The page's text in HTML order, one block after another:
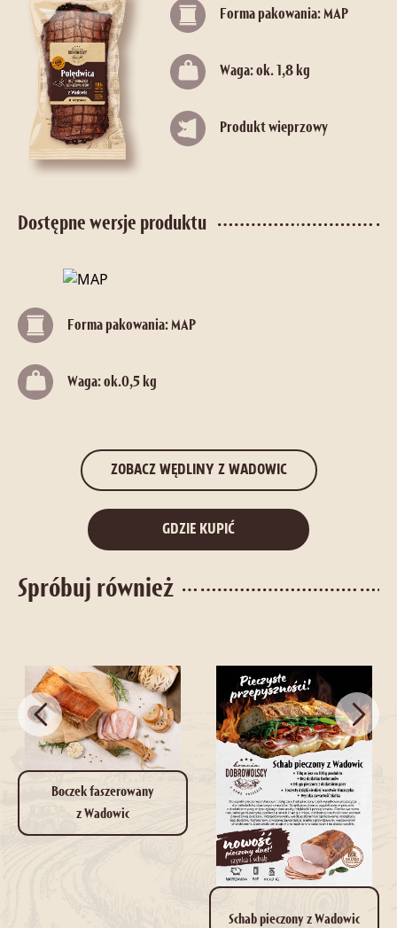
Forma pakowania: MAP
Waga: ok. 1,8 kg
Produkt wieprzowy
Dostępne wersje produktu
Forma pakowania: MAP
Waga: ok.0,5 kg
ZOBACZ WĘDLINY Z WADOWIC
GDZIE KUPIĆ
Spróbuj również
Boczek faszerowany
z Wadowic
Schab pieczony z Wadowic